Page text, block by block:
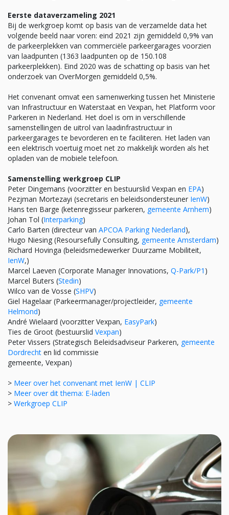
Eerste dataverzameling 2021
Bij de werkgroep komt op basis van de verzamelde data het
volgende beeld naar voren: eind 2021 zijn gemiddeld 0,9% van
de parkeerplekken van commerciële parkeergarages voorzien
van laadpunten (1363 laadpunten op de 150.108
parkeerplekken). Eind 2020 was de schatting op basis van het
onderzoek van OverMorgen gemiddeld 0,5%.
Het convenant omvat een samenwerking tussen het Ministerie
van Infrastructuur en Waterstaat en Vexpan, het Platform voor
Parkeren in Nederland. Het doel is om in verschillende
samenstellingen de uitrol van laadinfrastructuur in
parkeergarages te bevorderen en te faciliteren. Het laden van
een elektrisch voertuig moet net zo makkelijk worden als het
opladen van de mobiele telefoon.
Samenstelling werkgroep CLIP
Peter Dingemans (voorzitter en bestuurslid Vexpan en EPA)
Pezjman Mortezayi (secretaris en beleidsondersteuner IenW)
Hans ten Barge (ketenregisseur parkeren, gemeente Arnhem)
Johan Tol (Interparking)
Carlo Barten (directeur van APCOA Parking Nederland),
Hugo Niesing (Resoursefully Consulting, gemeente Amsterdam)
Richard Hovinga (beleidsmedewerker Duurzame Mobiliteit,
IenW,)
Marcel Laeven (Corporate Manager Innovations, Q-Park/P1 )
Marcel Buters (Stedin)
Wilco van de Vosse (SHPV)
Giel Hagelaar (Parkeermanager/projectleider, gemeente
Helmond)
André Wielaard (voorzitter Vexpan, EasyPark)
Ties de Groot (bestuurslid Vexpan)
Peter Vissers (Strategisch Beleidsadviseur Parkeren, gemeente
Dordrecht en lid commissie
gemeente, Vexpan)
> Meer over het convenant met IenW | CLIP
> Meer over dit thema: E-laden
> Werkgroep CLIP